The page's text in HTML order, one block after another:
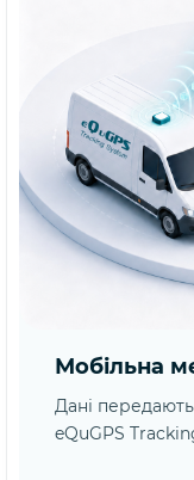
Мобільна
Дані
eQuGPS